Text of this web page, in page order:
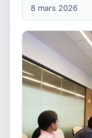
8 mars 2026